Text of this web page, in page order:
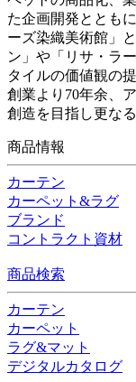
た企画開発ととも
ーズ染織美術館」
ン」や「リサ・ラ
タイルの価値観の
創業より70年余、
創造を目指し更な
商品情報
カーテン
カーペット&ラグ
ブランド
コントラクト資材
商品検索
カーテン
カーペット
ラグ&マット
デジタルカタログ